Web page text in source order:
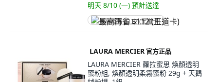
明天 8/10 (一) 預計送達
最高再省 $112 (王道卡)
LAURA MERCIER 官方正品
LAURA MERCIER 蘿拉蜜思 煥顏透明
蜜粉組, 煥顏透明柔霧蜜粉 29g + 天鵝